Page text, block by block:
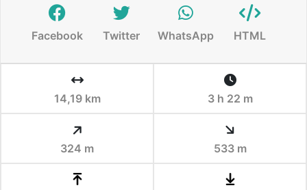
Facebook Twitter WhatsApp HTML
14,19 km 3 h 22 m
324 m 533 m